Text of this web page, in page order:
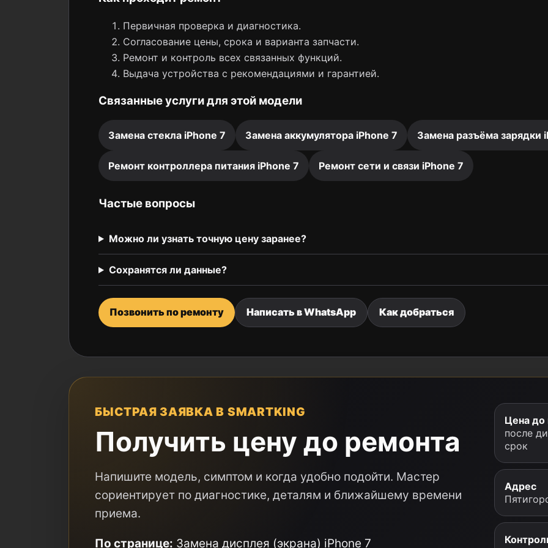
Первичная проверка и диагностика.
Согласование цены, срока и варианта запчасти.
Ремонт и контроль всех связанных функций.
Выдача устройства с рекомендациями и гарантией.
Связанные услуги для этой модели
Замена стекла iPhone 7 Замена аккумулятора iPhone 7 Замена разъёма зарядки
Ремонт контроллера питания iPhone 7 Ремонт сети и связи iPhone 7
Частые вопросы
Можно ли узнать точную цену заранее?
Сохранятся ли данные?
Позвонить по ремонту Написать в WhatsApp Как добраться
БЫСТРАЯ ЗАЯВКА В SMARTKING
Получить цену до ремонта
Напишите модель, симптом и когда удобно подойти. Мастер
сориентирует по диагностике, деталям и ближайшему времени
приема.
По странице: Замена дисплея (экрана) iPhone 7
Цена до
после
срок
Адрес